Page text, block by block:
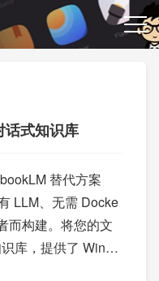
式知识库
替代方案
LLM、无需 Docke
而构建。将您的文
库，提供了 Windo